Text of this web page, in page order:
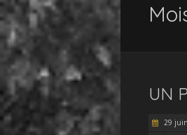
UN
29